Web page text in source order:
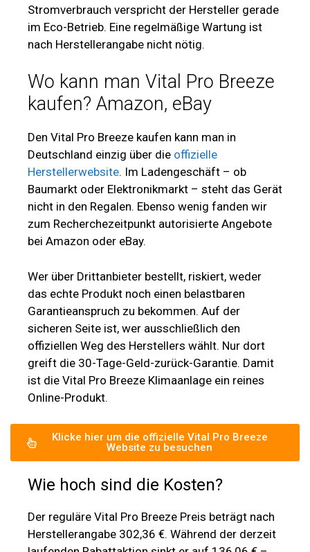
Stromverbrauch verspricht der Hersteller gerade
im Eco-Betrieb. Eine regelmäßige Wartung ist
nach Herstellerangabe nicht nötig.
Wo kann man Vital Pro Breeze
kaufen? Amazon, eBay
Den Vital Pro Breeze kaufen kann man in
Deutschland einzig über die offizielle
Herstellerwebsite. Im Ladengeschäft – ob
Baumarkt oder Elektronikmarkt – steht das Gerät
nicht in den Regalen. Ebenso wenig fanden wir
zum Recherchezeitpunkt autorisierte Angebote
bei Amazon oder eBay.
Wer über Drittanbieter bestellt, riskiert, weder
das echte Produkt noch einen belastbaren
Garantieanspruch zu bekommen. Auf der
sicheren Seite ist, wer ausschließlich den
offiziellen Weg des Herstellers wählt. Nur dort
greift die 30-Tage-Geld-zurück-Garantie. Damit
ist die Vital Pro Breeze Klimaanlage ein reines
Online-Produkt.
Klicke hier um die offizielle Vital Pro Breeze
Website zu besuchen
Wie hoch sind die Kosten?
Der reguläre Vital Pro Breeze Preis beträgt nach
Herstellerangabe 302,36 €. Während der derzeit